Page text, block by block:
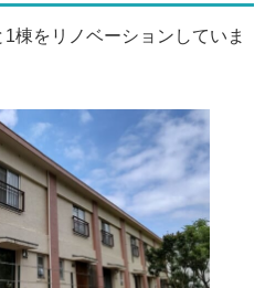
棟をリノベーションしていま